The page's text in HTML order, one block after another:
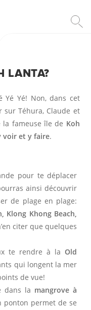
LANTA?
Yé Yé! Non, dans cet
sur Téhura, Claude et
fameuse île de Koh
voir et y faire.
pour te déplacer
ainsi découvrir
de plage en plage:
Klong Khong Beach,
citer que quelques
te rendre à la Old
qui longent la mer
de vue!
dans la mangrove à
ponton permet de se